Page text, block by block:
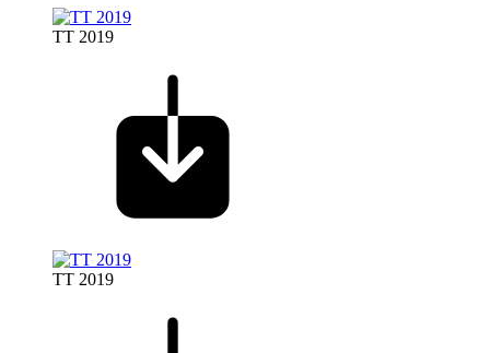
TT 2019
TT 2019